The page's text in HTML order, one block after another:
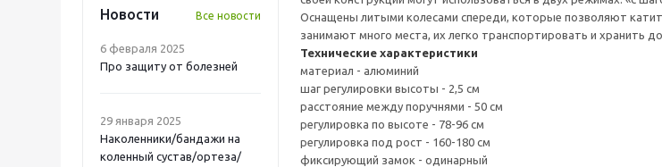
Новости Все новости
6 февраля 2025
Про защиту от болезней
29 января 2025
Наколенники/бандажи на
коленный сустав/ортеза/
Оснащены литыми колесами спереди, которые позволяют
занимают много места, их легко транспортировать и хранить
Технические характеристики
материал - алюминий
шаг регулировки высоты - 2,5 см
расстояние между поручнями - 50 см
регулировка по высоте - 78-96 см
регулировка под рост - 160-180 см
фиксирующий замок - одинарный